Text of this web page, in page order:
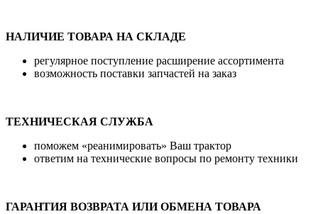
НАЛИЧИЕ ТОВАРА НА СКЛАДЕ
регулярное поступление расширение ассортимента
возможность поставки запчастей на заказ
ТЕХНИЧЕСКАЯ СЛУЖБА
поможем «реанимировать» Ваш трактор
ответим на технические вопросы по ремонту техники
ГАРАНТИЯ ВОЗВРАТА ИЛИ ОБМЕНА ТОВАРА